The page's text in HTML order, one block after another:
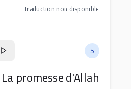
Traduction non disponible
5
promesse d'Allah